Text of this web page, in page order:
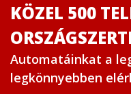
KÖZEL 500
Automatáinkat a
legkönnyebben